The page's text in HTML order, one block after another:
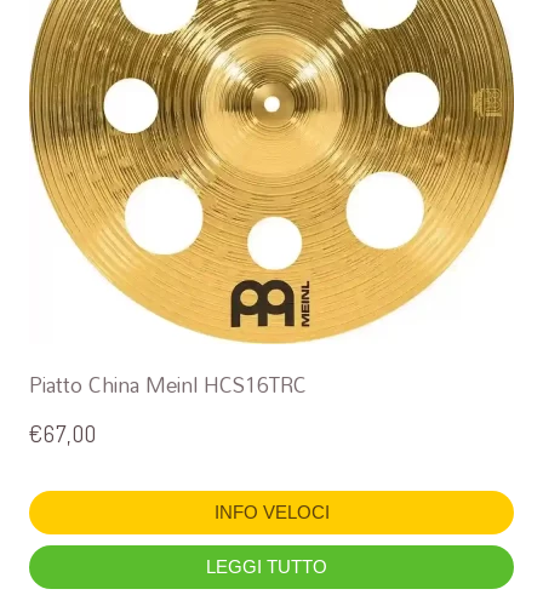
Piatto China Meinl HCS16TRC
€67,00
INFO VELOCI
LEGGI TUTTO